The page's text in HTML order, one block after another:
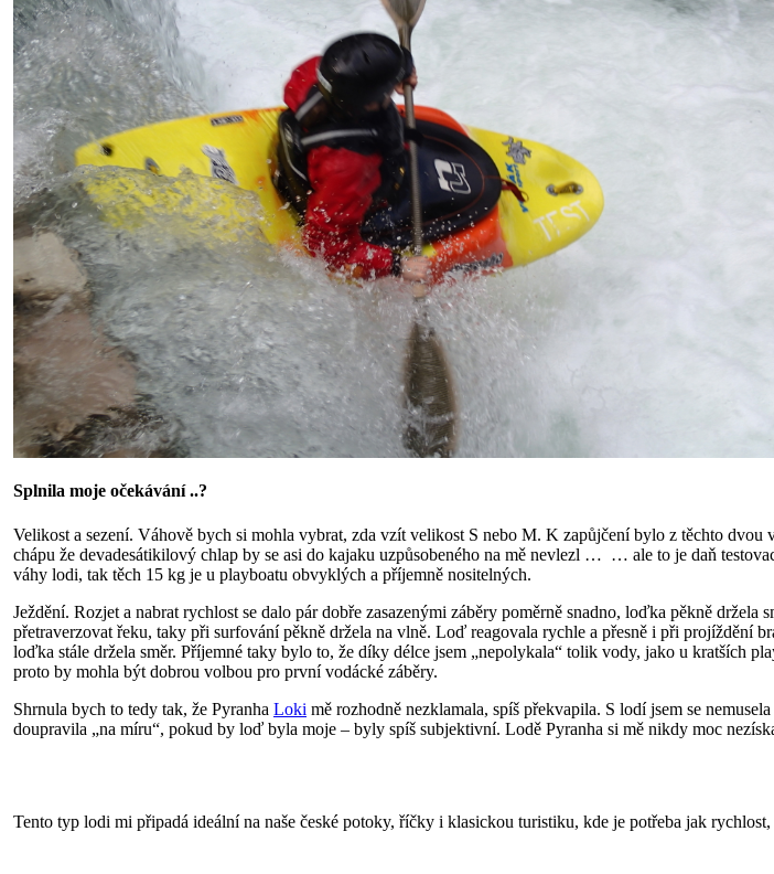
Splnila moje očekávání ..?
Velikost a sezení. Váhově bych si mohla vybrat, zda vzít velikost S nebo M. K zapůjčení bylo z těchto
chápu že devadesátikilový chlap by se asi do kajaku uzpůsobeného na mě nevlezl … … ale to je daň
váhy lodi, tak těch 15 kg je u playboatu obvyklých a příjemně nositelných.
Ježdění. Rozjet a nabrat rychlost se dalo pár dobře zasazenými záběry poměrně snadno, loďka pěkně
přetraverzovat řeku, taky při surfování pěkně držela na vlně. Loď reagovala rychle a přesně i při projíždění
loďka stále držela směr. Příjemné taky bylo to, že díky délce jsem „nepolykala“ tolik vody, jako u kratších
proto by mohla být dobrou volbou pro první vodácké záběry.
Shrnula bych to tedy tak, že Pyranha Loki mě rozhodně nezklamala, spíš překvapila. S lodí jsem se
doupravila „na míru“, pokud by loď byla moje – byly spíš subjektivní. Lodě Pyranha si mě nikdy moc
Tento typ lodi mi připadá ideální na naše české potoky, říčky i klasickou turistiku, kde je potřeba jak